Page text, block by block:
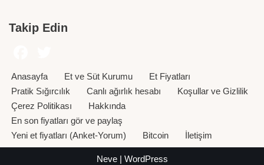
Takip Edin
Anasayfa Et ve Süt Kurumu
Et Fiyatları
Pratik Sığırcılık
Canlı ağırlık hesabı
Koşullar ve Gizlilik
Çerez Politikası
Hakkında
En son fiyatları gör ve paylaş
Yeni et fiyatları (Anket-Yorum)
Bitcoin İletişim
Neve| WordPress